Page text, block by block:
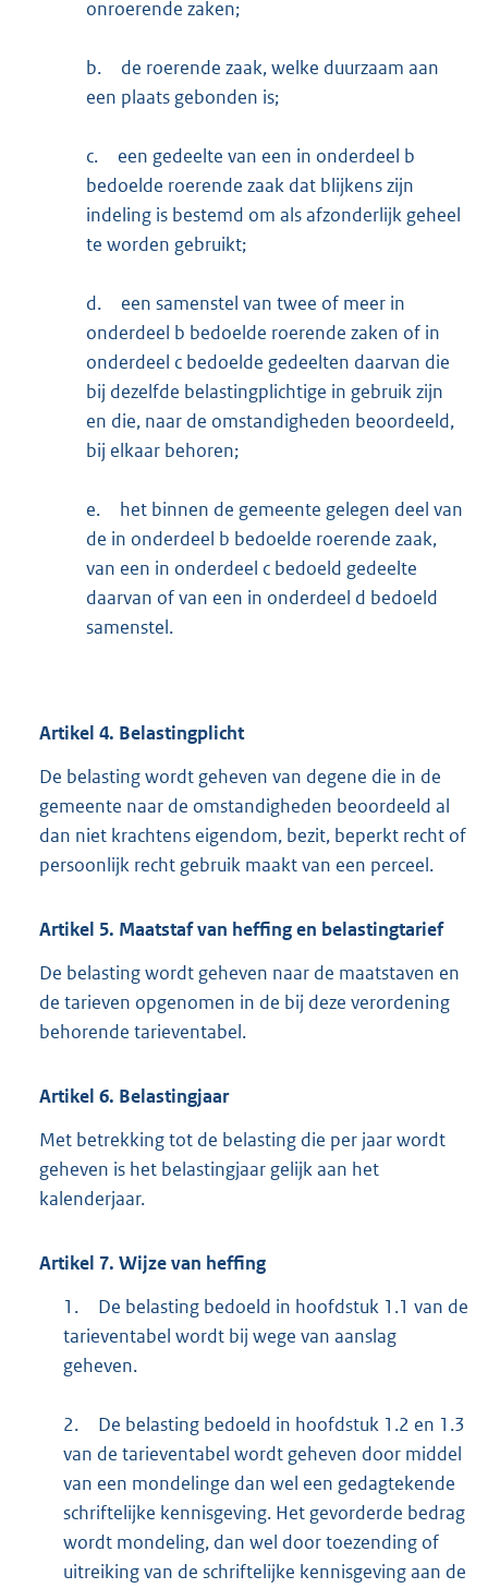
onroerende zaken;
b.
de roerende zaak, welke duurzaam aan
een plaats gebonden is;
c.
een gedeelte van een in onderdeel b
bedoelde roerende zaak dat blijkens zijn
indeling is bestemd om als afzonderlijk geheel
te worden gebruikt;
d.
een samenstel van twee of meer in
onderdeel b bedoelde roerende zaken of in
onderdeel c bedoelde gedeelten daarvan die
bij dezelfde belastingplichtige in gebruik zijn
en die, naar de omstandigheden beoordeeld,
bij elkaar behoren;
e.
het binnen de gemeente gelegen deel van
de in onderdeel b bedoelde roerende zaak,
van een in onderdeel c bedoeld gedeelte
daarvan of van een in onderdeel d bedoeld
samenstel.
Artikel 4. Belastingplicht
De belasting wordt geheven van degene die in de
gemeente naar de omstandigheden beoordeeld al
dan niet krachtens eigendom, bezit, beperkt recht of
persoonlijk recht gebruik maakt van een perceel.
Artikel 5. Maatstaf van heffing en belastingtarief
De belasting wordt geheven naar de maatstaven en
de tarieven opgenomen in de bij deze verordening
behorende tarieventabel.
Artikel 6. Belastingjaar
Met betrekking tot de belasting die per jaar wordt
geheven is het belastingjaar gelijk aan het
kalenderjaar.
Artikel 7. Wijze van heffing
1.
De belasting bedoeld in hoofdstuk 1.1 van de
tarieventabel wordt bij wege van aanslag
geheven.
2.
De belasting bedoeld in hoofdstuk 1.2 en 1.3
van de tarieventabel wordt geheven door middel
van een mondelinge dan wel een gedagtekende
schriftelijke kennisgeving. Het gevorderde bedrag
wordt mondeling, dan wel door toezending of
uitreiking van de schriftelijke kennisgeving aan de